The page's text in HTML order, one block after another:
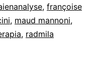
di
, françoise
, maud mannoni,
, radmila